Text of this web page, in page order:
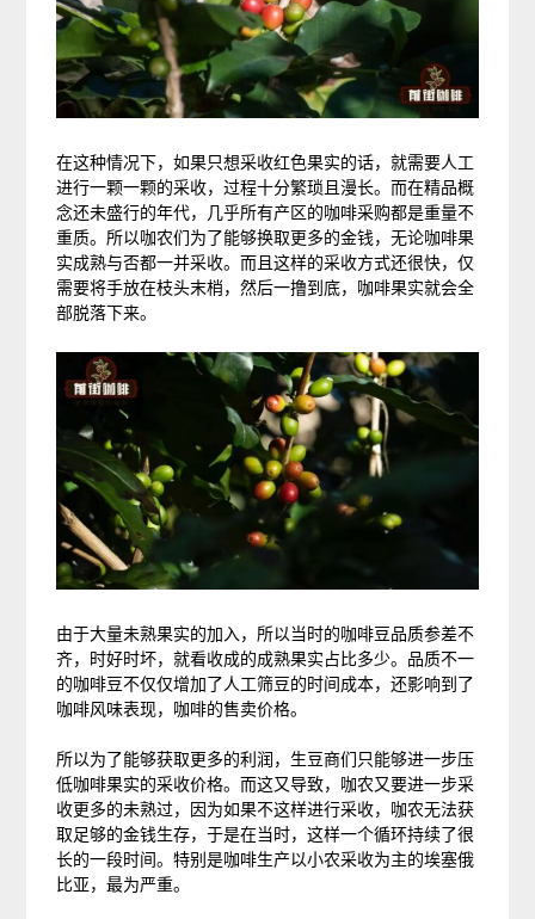
在这种情况下，如果只想采收红色果实的话，就需要人工
进行一颗一颗的采收，过程十分繁琐且漫长。而在精品概
念还未盛行的年代，几乎所有产区的咖啡采购都是重量不
重质。所以咖农们为了能够换取更多的金钱，无论咖啡果
实成熟与否都一并采收。而且这样的采收方式还很快，仅
需要将手放在枝头末梢，然后一撸到底，咖啡果实就会全
部脱落下来。
由于大量未熟果实的加入，所以当时的咖啡豆品质参差不
齐，时好时坏，就看收成的成熟果实占比多少。品质不一
的咖啡豆不仅仅增加了人工筛豆的时间成本，还影响到了
咖啡风味表现，咖啡的售卖价格。
所以为了能够获取更多的利润，生豆商们只能够进一步压
低咖啡果实的采收价格。而这又导致，咖农又要进一步采
收更多的未熟过，因为如果不这样进行采收，咖农无法获
取足够的金钱生存，于是在当时，这样一个循环持续了很
长的一段时间。特别是咖啡生产以小农采收为主的埃塞俄
比亚，最为严重。